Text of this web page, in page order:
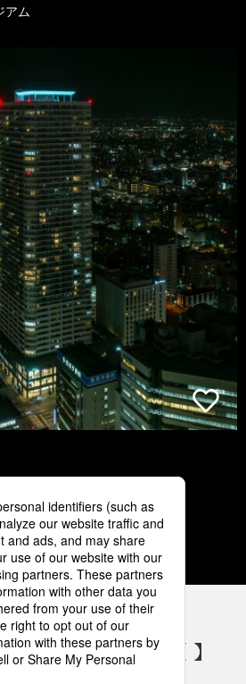
アム
3 4 5
電気設備 SNSアカウント